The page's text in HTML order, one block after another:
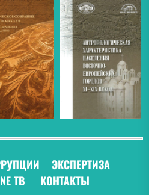
ЭКСПЕРТИЗА
ТВ КОНТАКТЫ